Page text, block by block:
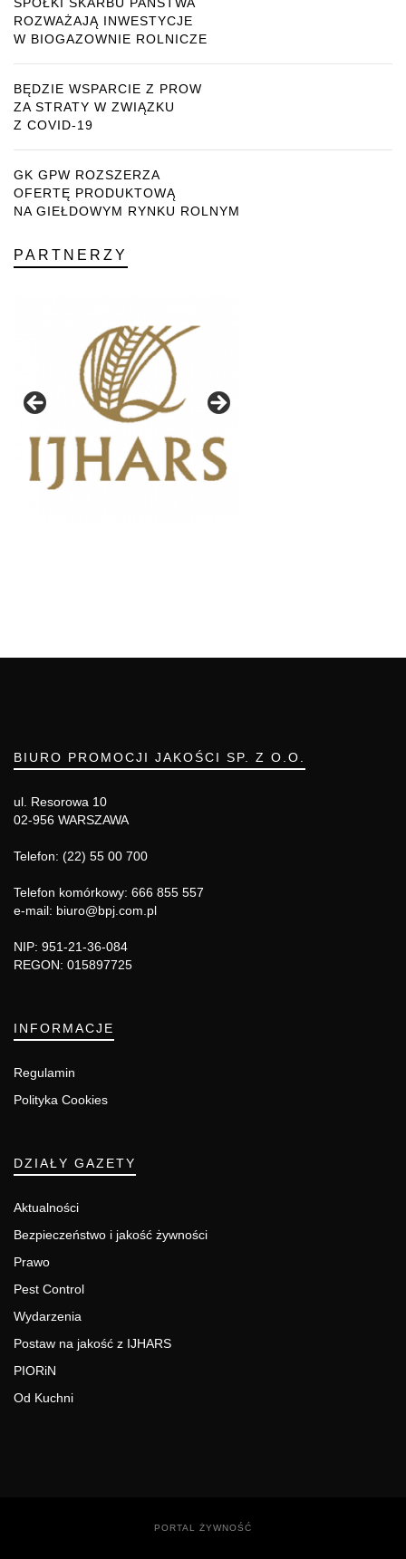
SPÓŁKI SKARBU PAŃSTWA
ROZWAŻAJĄ INWESTYCJE
W BIOGAZOWNIE ROLNICZE
BĘDZIE WSPARCIE Z PROW
ZA STRATY W ZWIĄZKU
Z COVID-19
GK GPW ROZSZERZA
OFERTĘ PRODUKTOWĄ
NA GIEŁDOWYM RYNKU ROLNYM
PARTNERZY
BIURO PROMOCJI JAKOŚCI SP. Z O.O.
ul. Resorowa 10
02-956 WARSZAWA
Telefon: (22) 55 00 700
Telefon komórkowy: 666 855 557
e-mail: biuro@bpj.com.pl
NIP: 951-21-36-084
REGON: 015897725
INFORMACJE
Regulamin
Polityka Cookies
DZIAŁY GAZETY
Aktualności
Bezpieczeństwo i jakość żywności
Prawo
Pest Control
Wydarzenia
Postaw na jakość z IJHARS
PIORiN
Od Kuchni
PORTAL ŻYWNOŚĆ